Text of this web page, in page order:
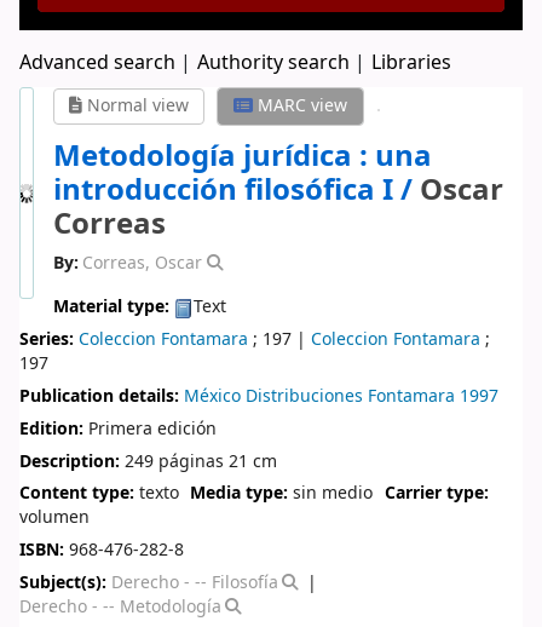
Advanced search Authority search Libraries
Normal view MARC view
Metodología jurídica : una
introducción filosófica I /Oscar
Correas
By: Correas, Oscar
Material type:
Text
Series: Coleccion Fontamara ; 197 | Coleccion Fontamara ;
197
Publication details: México Distribuciones Fontamara 1997
Edition: Primera edición
Description: 249 páginas 21 cm
Content type: texto Media type:sin medio Carrier type:
volumen
ISBN: 968-476-282-8
Subject(s): Derecho - -- Filosofía
Derecho - -- Metodología